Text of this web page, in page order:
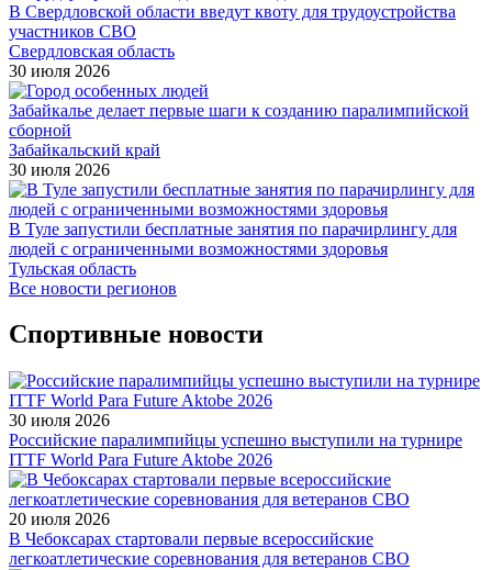
В Свердловской области введут квоту для трудоустройства
участников СВО
Свердловская область
30 июля 2026
Забайкалье делает первые шаги к созданию паралимпийской
сборной
Забайкальский край
30 июля 2026
В Туле запустили бесплатные занятия по парачирлингу для
людей с ограниченными возможностями здоровья
Тульская область
Все новости регионов
Спортивные новости
30 июля 2026
Российские паралимпийцы успешно выступили на турнире
ITTF World Para Future Aktobe 2026
20 июля 2026
В Чебоксарах стартовали первые всероссийские
легкоатлетические соревнования для ветеранов СВО